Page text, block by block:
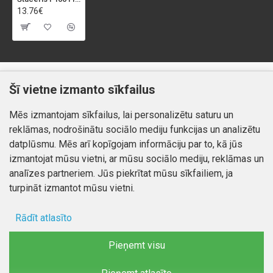
13.76€
Klientiem
Kontakti
Preču atgriešana
Mans profils
Mans profils
Pasūtījumi
Piegāde un apmaksa
Atteikuma tiesības
Privātuma politika
Kontakti
Autortiesības © 2026, www.autobode.lv, Visas tiesības
Šī vietne izmanto sīkfailus
Mēs izmantojam sīkfailus, lai personalizētu saturu un
reklāmas, nodrošinātu sociālo mediju funkcijas un analizētu
datplūsmu. Mēs arī kopīgojam informāciju par to, kā jūs
izmantojat mūsu vietni, ar mūsu sociālo mediju, reklāmas un
analīzes partneriem. Jūs piekrītat mūsu sīkfailiem, ja
turpināt izmantot mūsu vietni.
Rādīt atlasīto
Pieņemt visu